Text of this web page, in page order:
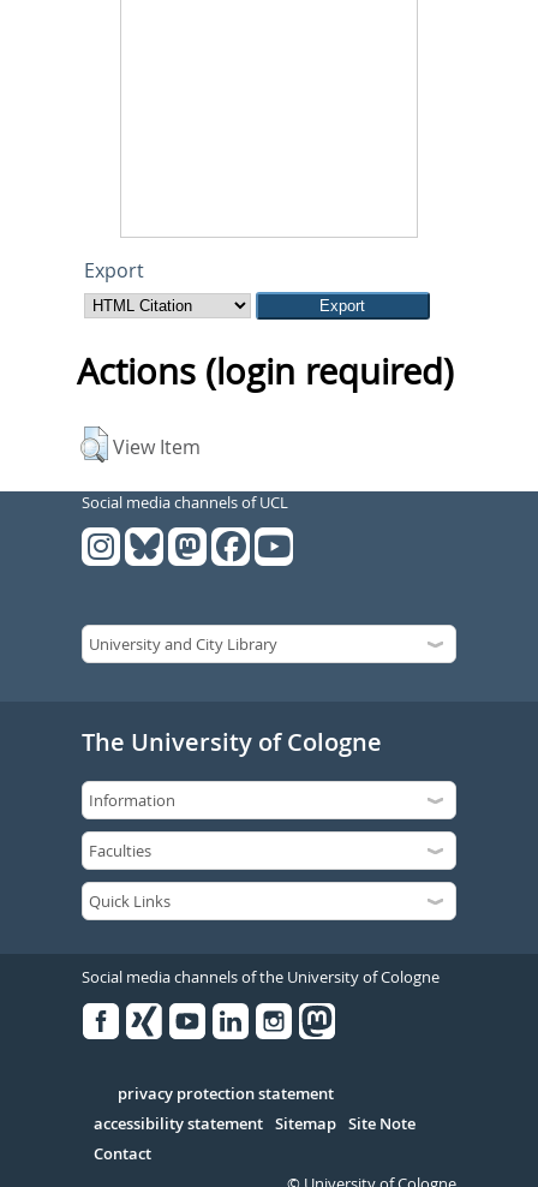
Export
Actions (login required)
View Item
Social media channels of UCL
The University of Cologne
Social media channels of the University of Cologne
Serivce
privacy protection statement
accessibility statement Sitemap Site Note
Contact